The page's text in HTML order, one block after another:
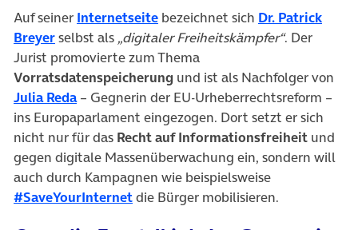
Auf seiner Internetseite(öffnet in neuem Tab)
bezeichnet sich Dr. Patrick
Breyer(öffnet in neuem Tab)
selbst als „digitaler Freiheitskämpfer“. Der
Jurist promovierte zum Thema
Vorratsdatenspeicherung und ist als Nachfolger von
Julia Reda(öffnet in neuem Tab)
– Gegnerin der EU-Urheberrechtsreform –
ins Europaparlament eingezogen. Dort setzt er sich
nicht nur für das Recht auf Informationsfreiheit und
gegen digitale Massenüberwachung ein, sondern will
auch durch Kampagnen wie beispielsweise
#SaveYourInternet(öffnet in neuem Tab)
die Bürger mobilisieren.